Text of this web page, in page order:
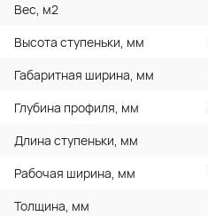
Вес, м2
Высота ступеньки, мм
Габаритная ширина, мм
Глубина профиля, мм
Длина ступеньки, мм
Рабочая ширина, мм
Толщина, мм